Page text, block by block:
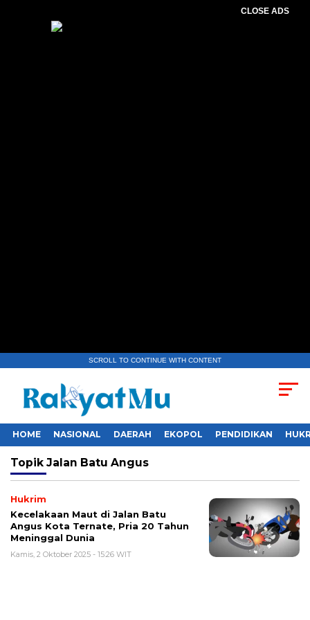
CLOSE ADS
SCROLL TO CONTINUE WITH CONTENT
HOME NASIONAL DAERAH EKOPOL PENDIDIKAN
Topik Jalan Batu Angus
Hukrim
Kecelakaan Maut di Jalan Batu
Angus Kota Ternate, Pria 20 Tahun
Meninggal Dunia
Kamis, 2 Oktober 2025 - 15:26 WIT